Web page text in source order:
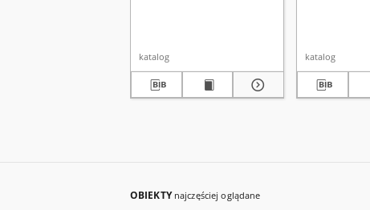
katalog katalog
OBIEKTY najczęściej oglądane